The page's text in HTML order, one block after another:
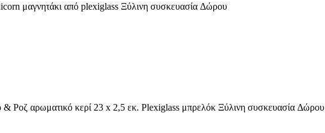
μαγνητάκι από plexiglass Ξύλινη συσκευασία Δώρου
Ροζ αρωματικό κερί 23 x 2,5 εκ. Plexiglass μπρελόκ Ξύλινη συσκευασία Δώρου